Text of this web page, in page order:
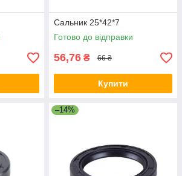
Сальник 25*42*7
Готово до відправки
56,76 ₴ 66 ₴
Купити
–14%